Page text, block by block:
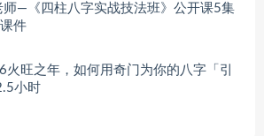
师—《四柱八字实战技法班》公开课5集
件
旺之年，如何用奇门为你的八字「引
小时